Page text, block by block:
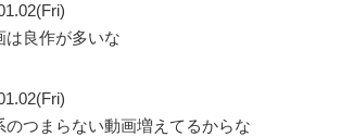
は良作が多いな
のつまらない動画増えてるからな